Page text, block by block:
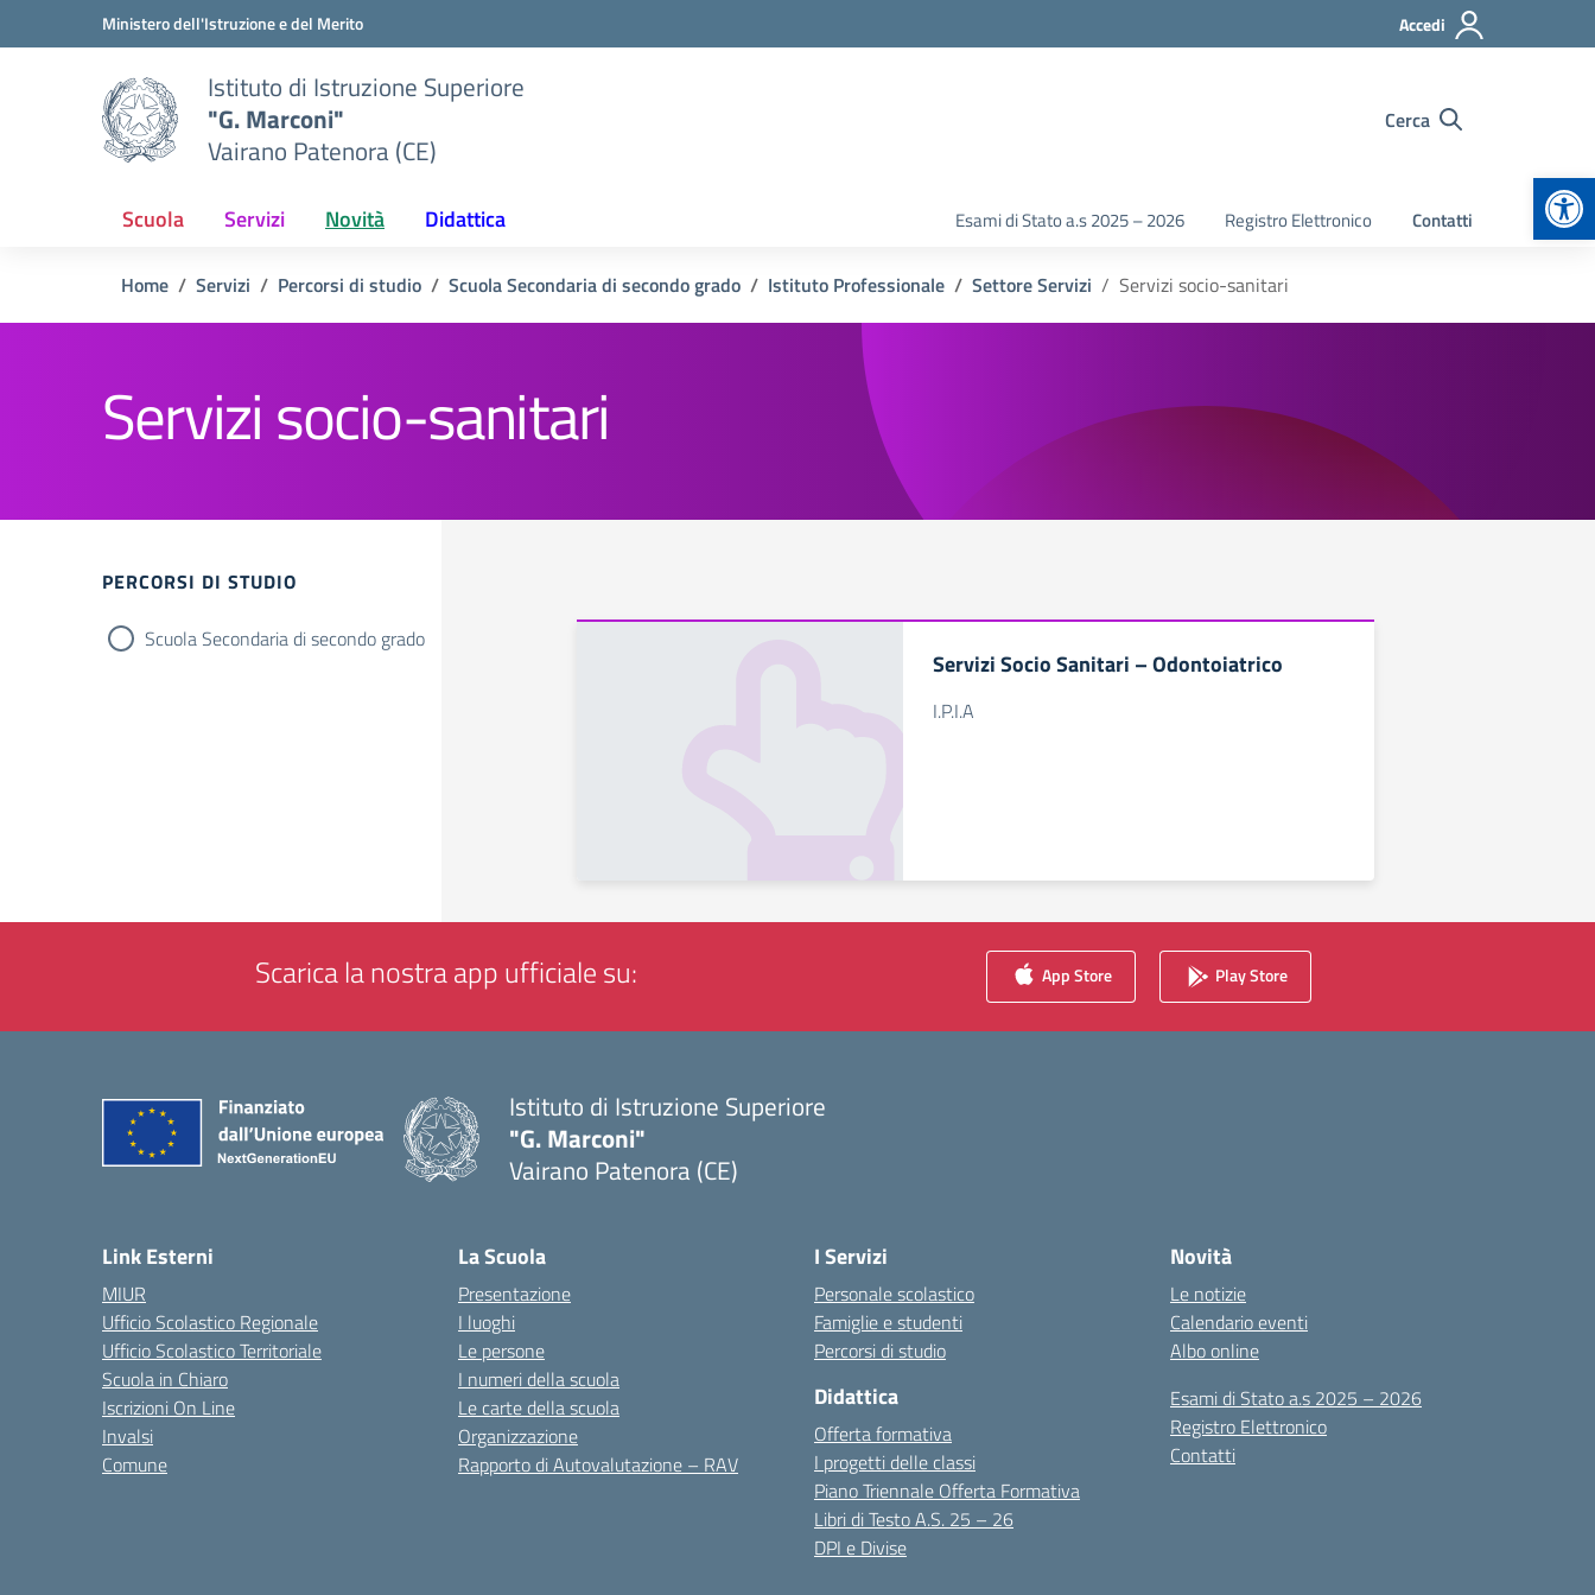
Vai ai contenuti
Vai al menu di navigazioneMinistero dell'Istruzione e del Merito Accedi
Istituto di Istruzione Superiore
"G. Marconi"
Vairano Patenora (CE)
Cerca
Scuola Servizi Novità Didattica Esami di Stato a.s 2025 – 2026 Registro Elettronico Contatti
Home Servizi Percorsi di studio Scuola Secondaria di secondo grado Istituto Professionale Settore Servizi Servizi socio-sanitari
Servizi socio-sanitari
Filtri
PERCORSI DI STUDIO
Scuola Secondaria di secondo grado
Servizi Socio Sanitari – Odontoiatrico
I.P.I.A
Scarica la nostra app ufficiale su: App Store Play Store
Istituto di Istruzione Superiore
"G. Marconi"
Vairano Patenora (CE)
Link Esterni
MIUR
Ufficio Scolastico Regionale
Ufficio Scolastico Territoriale
Scuola in Chiaro
Iscrizioni On Line
Invalsi
Comune
La Scuola
Presentazione
I luoghi
Le persone
I numeri della scuola
Le carte della scuola
Organizzazione
Rapporto di Autovalutazione – RAV
I Servizi
Personale scolastico
Famiglie e studenti
Percorsi di studio
Didattica
Offerta formativa
I progetti delle classi
Piano Triennale Offerta Formativa
Libri di Testo A.S. 25 – 26
DPI e Divise
Novità
Le notizie
Calendario eventi
Albo online
Esami di Stato a.s 2025 – 2026
Registro Elettronico
Contatti